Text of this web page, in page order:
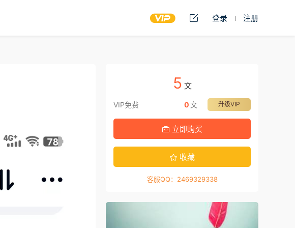
登录 注册
5 文
VIP免费 升级VIP
0文
立即购买
收藏
客服QQ：2469329338